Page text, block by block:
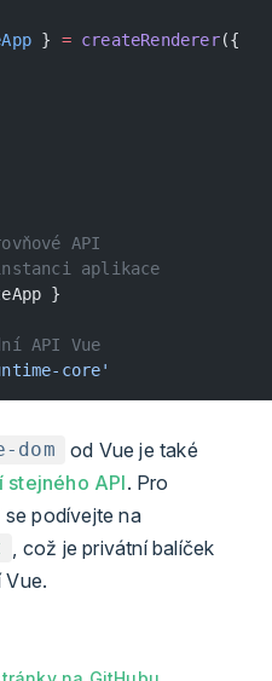
} = createRenderer({
API
aplikace
}
API Vue
core'
dom
od Vue je také
API. Pro
se podívejte na
, což je privátní balíček